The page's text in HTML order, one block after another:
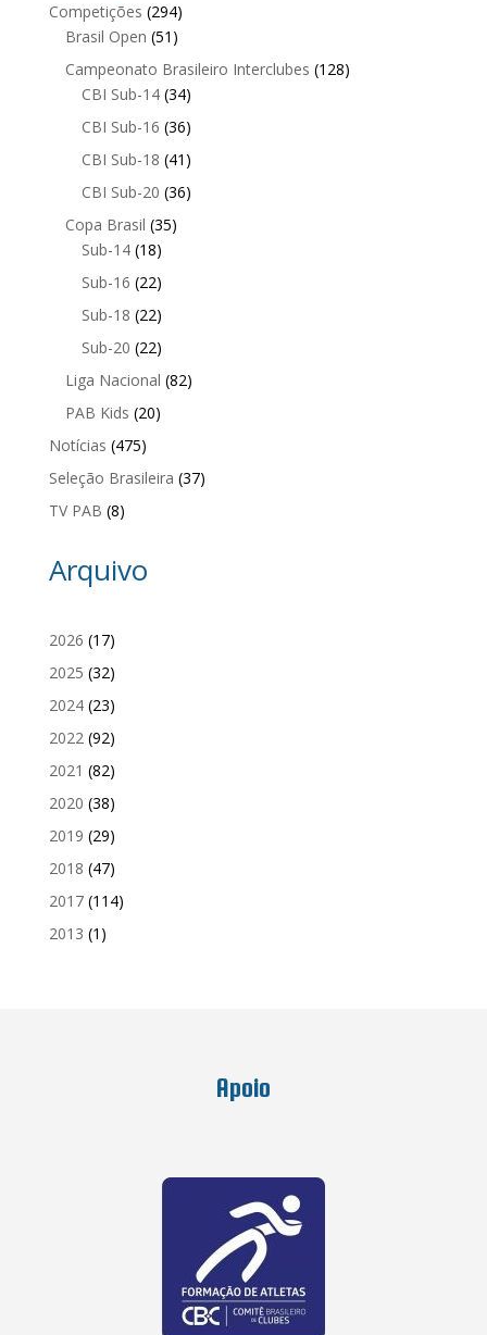
Competições (294)
Brasil Open (51)
Campeonato Brasileiro Interclubes (128)
CBI Sub-14(34)
CBI Sub-16 (36)
CBI Sub-18 (41)
CBI Sub-20 (36)
Copa Brasil (35)
Sub-14(18)
Sub-16 (22)
Sub-18 (22)
Sub-20 (22)
Liga Nacional (82)
PAB Kids (20)
Notícias (475)
Seleção Brasileira (37)
TV PAB (8)
Arquivo
2026 (17)
2025 (32)
2024(23)
2022(92)
2021 (82)
2020 (38)
2019 (29)
2018 (47)
2017(114)
2013 (1)
Apoio